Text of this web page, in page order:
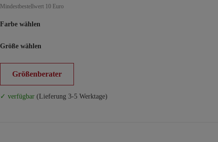
Mindestbestellwert 10 Euro
Farbe wählen
Größe wählen
Größenberater
✓ verfügbar (Lieferung 3-5 Werktage)